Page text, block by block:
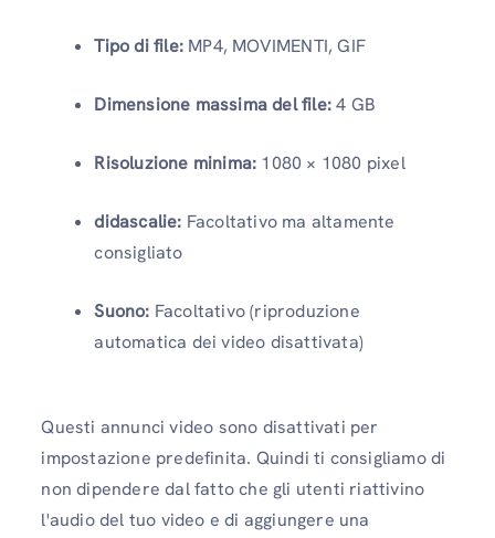
Tipo di file: MP4, MOVIMENTI, GIF
Dimensione massima del file:4 GB
Risoluzione minima: 1080 × 1080 pixel
didascalie: Facoltativo ma altamente
consigliato
Suono: Facoltativo (riproduzione
automatica dei video disattivata)
Questi annunci video sono disattivati ​​per
impostazione predefinita. Quindi ti consigliamo di
non dipendere dal fatto che gli utenti riattivino
l'audio del tuo video e di aggiungere una